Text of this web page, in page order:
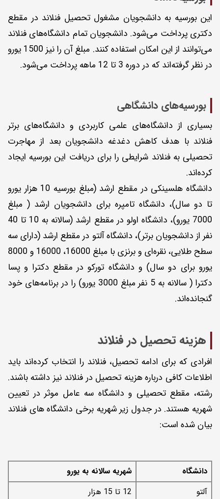
این بورسیه به دانشجویان مشغول تحصیل فنلاند در مقطع
دکتری پرداخت می‌شود. دانشجویان تمام دانشگاه‌های فنلاند
می‌توانند از این امکان استفاده کنند. مبلغ آن را نیز 1500 یورو
در نظر گرفته‌اند که در دوره 3 تا 12 ماهه پرداخت می‌شود.
بورسیه‌های دانشگاهی
بسیاری از دانشگاه‌های علمی کاربردی و دانشگاه‌های برتر
فنلاند با هدف کاهش دغدغه دانشجویان بعد از مهاجرت
تحصیلی به فنلاند شرایطی را برای دریافت این بورسیه ایجاد
کرده‌اند.
دانشگاه هلسینکی در مقطع ارشد (مبلغ بورسیه 10 هزار یورو
تا دو سال)، دانشگاه تامپره برای دانشجویان ارشد ( مبلغ
7000 یورو)، دانشگاه اولو در مقطع ارشد (سالانه به 10 تا 40
نفر از دانشجویان برتر)، دانشگاه آلتو در مقطع ارشد (دارای سه
سطح طلایی، نقره‌ای و برنزی با مبلغ 16000، 16000 و 8000
یورو برای دو سال) و دانشگاه تورکو در مقطع دکترا و پسا
دکترا ( سالانه به 5 نفر مبلغ 3000 یورو) را در برنامه‌های خود
گنجاند‌ه‌اند.
هزینه تحصیل در فنلاند
افرادی که برای ادامه تحصیل، فنلاند را انتخاب کرده‌اند باید
اطلاعات کافی درباره هزینه تحصیل در فنلاند نیز داشته باشند.
رشته، مقطع تحصیلی و دانشگاه سه عامل موثر در تعیین
شهریه هستند. در جدول زیر شهریه برخی دانشگاه های فنلاند
بیان شده است:
دانشگاه
شهریه سالانه به یورو
آلتو
12 تا 15 هزار